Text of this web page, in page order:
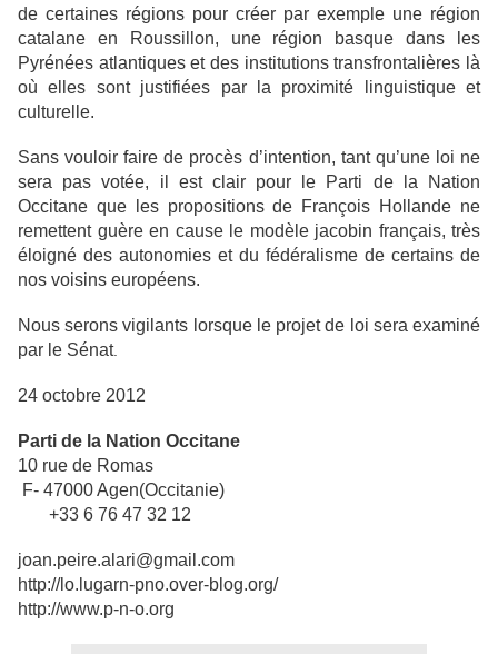
de certaines régions pour créer par exemple une région
catalane en Roussillon, une région basque dans les
Pyrénées atlantiques et des institutions transfrontalières là
où elles sont justifiées par la proximité linguistique et
culturelle.
Sans vouloir faire de procès d’intention, tant qu’une loi ne
sera pas votée, il est clair pour le Parti de la Nation
Occitane que les propositions de François Hollande ne
remettent guère en cause le modèle jacobin français, très
éloigné des autonomies et du fédéralisme de certains de
nos voisins européens.
Nous serons vigilants lorsque le projet de loi sera examiné
par le Sénat.
24 octobre 2012
Parti de la Nation Occitane
10 rue de Romas
F- 47000 Agen(Occitanie)
+33 6 76 47 32 12
joan.peire.alari@gmail.com
http://lo.lugarn-pno.over-blog.org/
http://www.p-n-o.org